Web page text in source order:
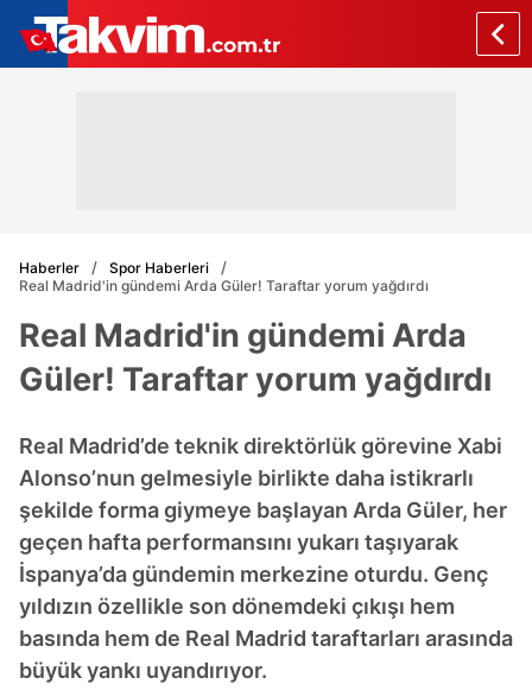
Haberler
Spor Haberleri
Real Madrid'in gündemi Arda Güler! Taraftar yorum yağdırdı
Real Madrid'in gündemi Arda
Güler! Taraftar yorum yağdırdı
Real Madrid’de teknik direktörlük görevine Xabi
Alonso’nun gelmesiyle birlikte daha istikrarlı
şekilde forma giymeye başlayan Arda Güler, her
geçen hafta performansını yukarı taşıyarak
İspanya’da gündemin merkezine oturdu. Genç
yıldızın özellikle son dönemdeki çıkışı hem
basında hem de Real Madrid taraftarları arasında
büyük yankı uyandırıyor.